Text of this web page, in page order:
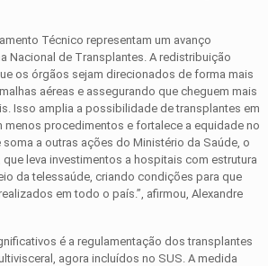
Técnico representam um avanço
Nacional de Transplantes. A redistribuição
os órgãos sejam direcionados de forma mais
aéreas e assegurando que cheguem mais
Isso amplia a possibilidade de transplantes em
menos procedimentos e fortalece a equidade no
soma a outras ações do Ministério da Saúde, o
leva investimentos a hospitais com estrutura
da telessaúde, criando condições para que
em todo o país.”, afirmou, Alexandre
é a regulamentação dos transplantes
agora incluídos no SUS. A medida